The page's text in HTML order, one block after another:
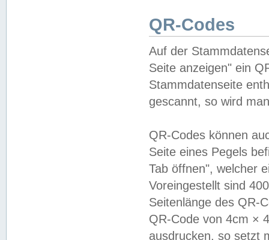
QR-Codes
Auf der
Seite anzeigen" ein
Stammdatenseite
gescannt, so wird
QR-Codes können
Seite eines Pegels
Tab öffnen", welcher
Voreingestellt sind
Seitenlänge des QR-
QR-Code von 4cm ×
ausdrucken, so setzt